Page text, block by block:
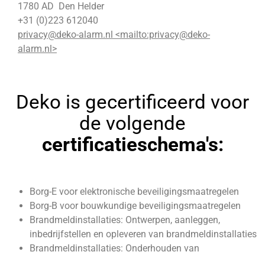
1780 AD Den Helder
+31 (0)223 612040
privacy@deko-alarm.nl <mailto:privacy@deko-
alarm.nl>
Deko is gecertificeerd voor
de volgende
certificatieschema's:
Borg-E voor elektronische beveiligingsmaatregelen
Borg-B voor bouwkundige beveiligingsmaatregelen
Brandmeldinstallaties: Ontwerpen, aanleggen,
inbedrijfstellen en opleveren van brandmeldinstallaties
Brandmeldinstallaties: Onderhouden van